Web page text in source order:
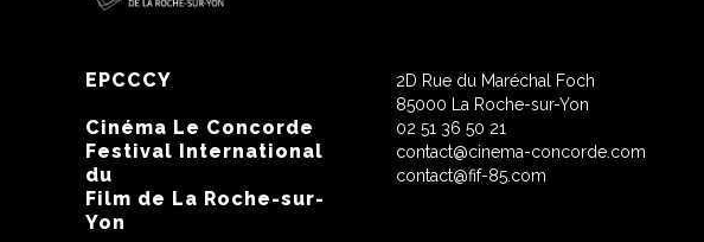
EPCCCY
Cinéma Le Concorde
Festival International
du
Film de La Roche-sur-
Yon
2D Rue du Maréchal Foch
85000 La Roche-sur-Yon
02 51 36 50 21
contact@cinema-concorde.com
contact@fif-85.com